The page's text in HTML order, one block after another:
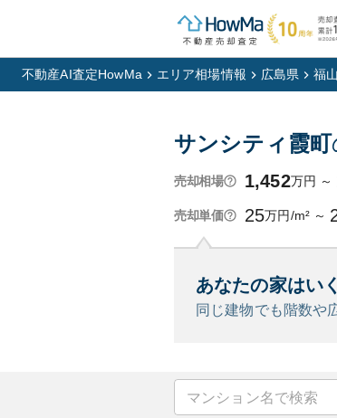
不動産AI査定HowMa エリア相場情報 広島県 福
サンシティ霞町
売却相場 1,452万円 ～
売却単価 25万円/m² ～
あなたの家はい
同じ建物でも階数や